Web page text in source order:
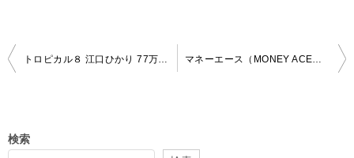
投
ビ
トロピカル８ 江口ひかり 77万円を完全無料で永久に？ マネーエース（MONEY ACE） 知らない人にはついていってはダメ
検索